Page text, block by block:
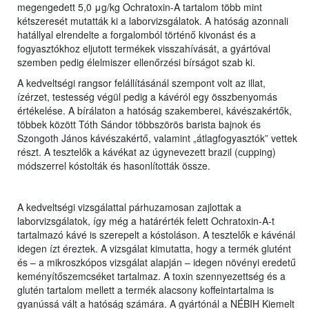
megengedett 5,0 μg/kg Ochratoxin-A tartalom több mint
kétszeresét mutatták ki a laborvizsgálatok. A hatóság azonnali
hatállyal elrendelte a forgalomból történő kivonást és a
fogyasztókhoz eljutott termékek visszahívását, a gyártóval
szemben pedig élelmiszer ellenőrzési bírságot szab ki.
A kedveltségi rangsor felállításánál szempont volt az illat,
ízérzet, testesség végül pedig a kávéról egy összbenyomás
értékelése. A bírálaton a hatóság szakemberei, kávészakértők,
többek között Tóth Sándor többszörös barista bajnok és
Szongoth János kávészakértő, valamint „átlagfogyasztók” vettek
részt. A tesztelők a kávékat az úgynevezett brazil (cupping)
módszerrel kóstolták és hasonlították össze.
A kedveltségi vizsgálattal párhuzamosan zajlottak a
laborvizsgálatok, így még a határérték felett Ochratoxin-A-t
tartalmazó kávé is szerepelt a kóstoláson. A tesztelők e kávénál
idegen ízt éreztek. A vizsgálat kimutatta, hogy a termék glutént
és – a mikroszkópos vizsgálat alapján – idegen növényi eredetű
keményítőszemcséket tartalmaz. A toxin szennyezettség és a
glutén tartalom mellett a termék alacsony koffeintartalma is
gyanússá vált a hatóság számára. A gyártónál a NÉBIH Kiemelt